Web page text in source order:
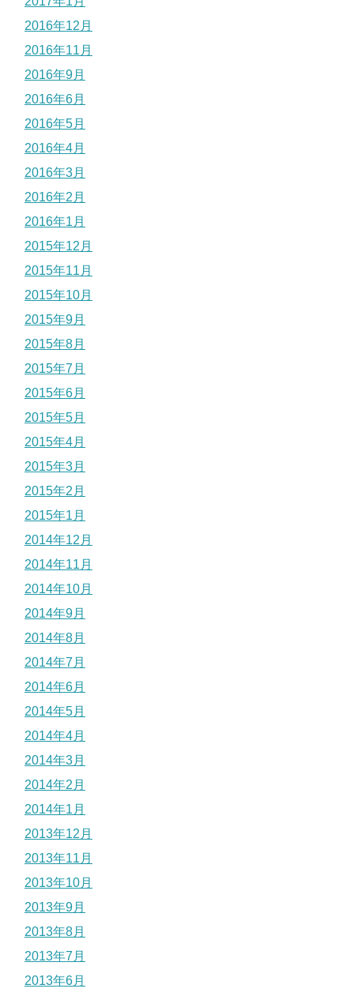
2016年12月
2016年11月
2016年9月
2016年6月
2016年5月
2016年4月
2016年3月
2016年2月
2016年1月
2015年12月
2015年11月
2015年10月
2015年9月
2015年8月
2015年7月
2015年6月
2015年5月
2015年4月
2015年3月
2015年2月
2015年1月
2014年12月
2014年11月
2014年10月
2014年9月
2014年8月
2014年7月
2014年6月
2014年5月
2014年4月
2014年3月
2014年2月
2014年1月
2013年12月
2013年11月
2013年10月
2013年9月
2013年8月
2013年7月
2013年6月